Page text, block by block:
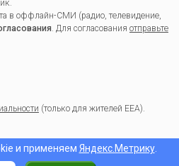
в оффлайн-СМИ (радио, телевидение,
. Для согласования отправьте
(только для жителей EEA).
и применяем Яндекс.Метрику.